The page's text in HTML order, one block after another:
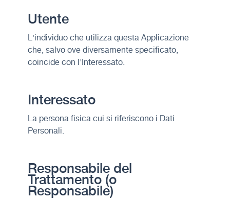
Utente
L'individuo che utilizza questa Applicazione
che, salvo ove diversamente specificato,
coincide con l'Interessato.
Interessato
La persona fisica cui si riferiscono i Dati
Personali.
Responsabile del
Trattamento (o
Responsabile)